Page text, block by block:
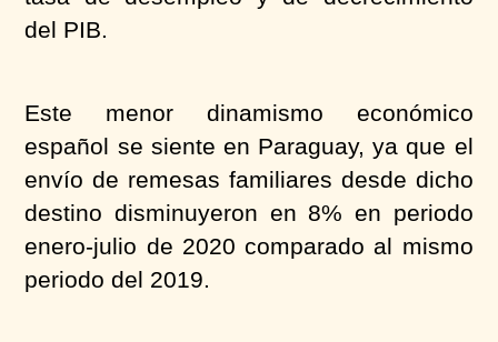
del PIB.
Este menor dinamismo económico
español se siente en Paraguay, ya que el
envío de remesas familiares desde dicho
destino disminuyeron en 8% en periodo
enero-julio de 2020 comparado al mismo
periodo del 2019.